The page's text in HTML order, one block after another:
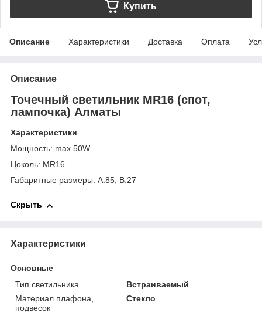
Купить
Описание Характеристики Доставка Оплата
Описание
Точечный светильник MR16 (спот,
лампочка) Алматы
Характеристики
Мощность: max 50W
Цоколь: MR16
Габаритные размеры: A:85, B:27
Скрыть
Характеристики
Основные
Тип светильника
Встраиваемый
Материал плафона,
подвесок
Стекло